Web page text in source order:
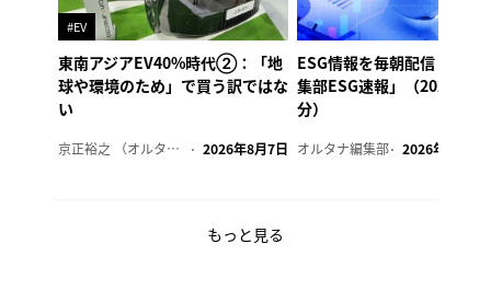
#EV
東南アジアEV40%時代②：「地
球や環境のため」で買う訳ではな
い
京正裕之 （オルタナ副編集長） 2026年8月7日
ESG情報を毎朝配信「オル
集部ESG速報」（2026年8
分）
オルタナ編集部 2026年8月7日
もっと見る